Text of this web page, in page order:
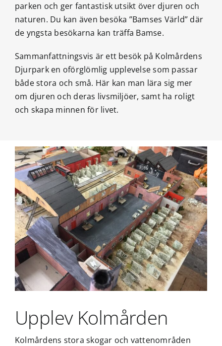
parken och ger fantastisk utsikt över djuren och
naturen. Du kan även besöka ”Bamses Värld” där
de yngsta besökarna kan träffa Bamse.
Sammanfattningsvis är ett besök på Kolmårdens
Djurpark en oförglömlig upplevelse som passar
både stora och små. Här kan man lära sig mer
om djuren och deras livsmiljöer, samt ha roligt
och skapa minnen för livet.
Upplev Kolmården
Kolmårdens stora skogar och vattenområden